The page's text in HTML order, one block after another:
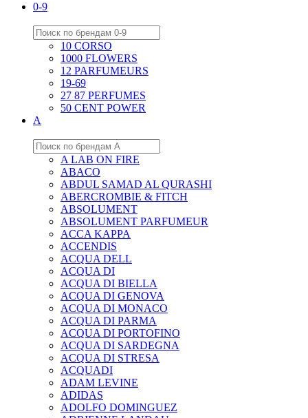
0-9
10 CORSO
1000 FLOWERS
12 PARFUMEURS
19-69
27 87 PERFUMES
50 CENT POWER
A
A LAB ON FIRE
ABACO
ABDUL SAMAD AL QURASHI
ABERCROMBIE & FITCH
ABSOLUMENT
ABSOLUMENT PARFUMEUR
ACCA KAPPA
ACCENDIS
ACQUA DELL
ACQUA DI
ACQUA DI BIELLA
ACQUA DI GENOVA
ACQUA DI MONACO
ACQUA DI PARMA
ACQUA DI PORTOFINO
ACQUA DI SARDEGNA
ACQUA DI STRESA
ACQUADI
ADAM LEVINE
ADIDAS
ADOLFO DOMINGUEZ